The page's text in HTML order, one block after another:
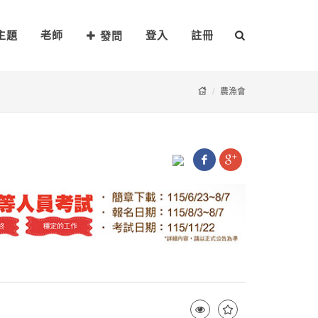
題 老師 發問 登入 註冊
農漁會